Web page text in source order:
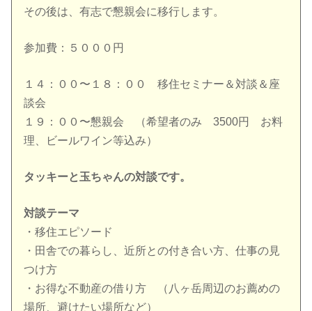
その後は、有志で懇親会に移行します。
参加費：５０００円
１４：００〜１８：００ 移住セミナー＆対談＆座
談会
１９：００〜懇親会 （希望者のみ 3500円 お料
理、ビールワイン等込み）
タッキーと玉ちゃんの対談です。
対談テーマ
・移住エピソード
・田舎での暮らし、近所との付き合い方、仕事の見
つけ方
・お得な不動産の借り方 （八ヶ岳周辺のお薦めの
場所、避けたい場所など）